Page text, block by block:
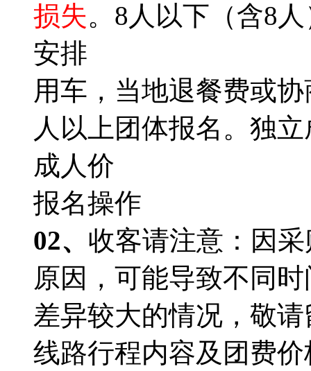
损失。8人以下（含8
安排
用车，当地退餐费或
人以上团体报名。独
成人价
报名操作
02、 收客请注意：因
原因，可能导致不同
差异较大的情况，敬
线路行程内容及团费